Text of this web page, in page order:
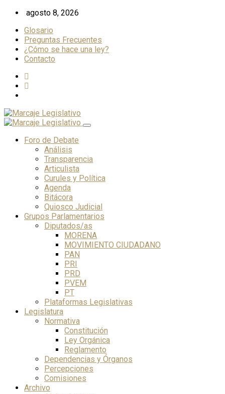
Skip
content
agosto 8, 2026
Glosario
Preguntas Frecuentes
¿Cómo se hace una ley?
Contacto
Foro de Debate
Análisis
Transparencia
Articulista
Curules y Política
Agenda
Bitácora
Quiosco Judicial
Grupos Parlamentarios
Diputados/as
MORENA
MOVIMIENTO CIUDADANO
PAN
PRI
PRD
PVEM
PT
Plataformas Legislativas
Legislatura
Normativa
Constitución
Ley Orgánica
Reglamento
Dependencias y Órganos
Percepciones
Comisiones
Archivo